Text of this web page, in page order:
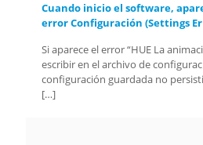
Cuando inicio el software,
error Configuración (Settings
Si aparece el error “HUE La
escribir en el archivo de
configuración guardada no
[…]